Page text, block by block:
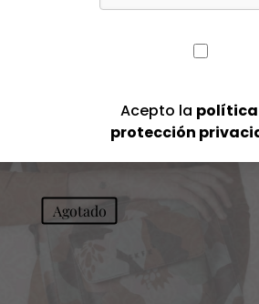
Agotado
Acepto la política
protección